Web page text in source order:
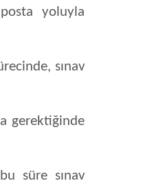
yoluyla
sınav
gerektiğinde
süre sınav